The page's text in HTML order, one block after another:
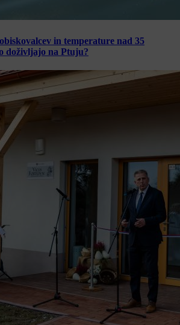
in temperature nad 35
doživljajo na Ptuju?